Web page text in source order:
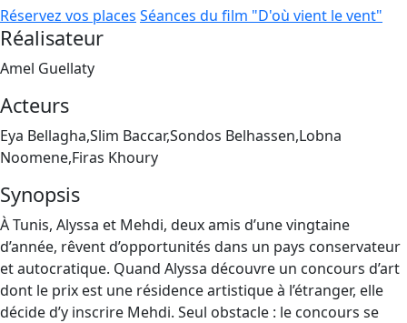
Réservez vos places Séances du film "D'où vient le vent"
Réalisateur
Amel Guellaty
Acteurs
Eya Bellagha,Slim Baccar,Sondos Belhassen,Lobna
Noomene,Firas Khoury
Synopsis
À Tunis, Alyssa et Mehdi, deux amis d’une vingtaine
d’année, rêvent d’opportunités dans un pays conservateur
et autocratique. Quand Alyssa découvre un concours d’art
dont le prix est une résidence artistique à l’étranger, elle
décide d’y inscrire Mehdi. Seul obstacle : le concours se